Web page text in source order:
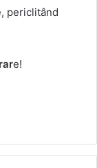
periclitând
e!